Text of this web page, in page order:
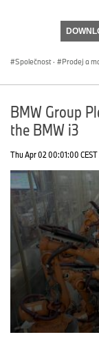
Společnost · Prodej a
BMW Group
the BMW i3
Thu Apr 02 00:01:00